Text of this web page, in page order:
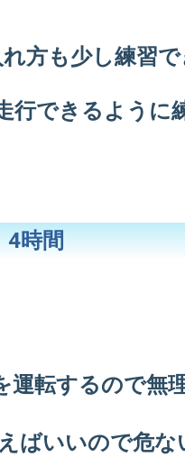
方も少し練習で
できるように
時間
転するので無
ばいいので危